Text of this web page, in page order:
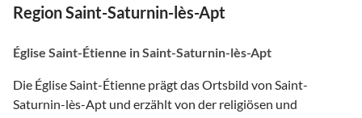
Region Saint-Saturnin-lès-Apt
Église Saint-Étienne in Saint-Saturnin-lès-Apt
Die Église Saint-Étienne prägt das Ortsbild von Saint-
Saturnin-lès-Apt und erzählt von der religiösen und